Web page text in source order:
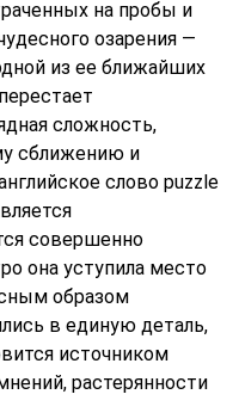
на пробы и
озарения —
из ее ближайших
сложность,
сближению и
слово puzzle
совершенно
она уступила место
образом
в единую деталь,
источником
растерянности